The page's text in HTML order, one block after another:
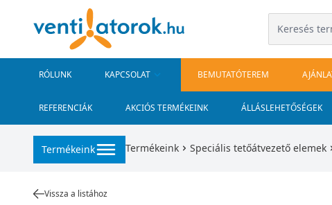
RÓLUNK KAPCSOLAT BEMUTATÓTEREM
REFERENCIÁK AKCIÓS TERMÉKEINK ÁLLÁSLEHETŐSÉGEK
Termékeink Termékeink Speciális tetőátvezető elemek
Vissza a listához